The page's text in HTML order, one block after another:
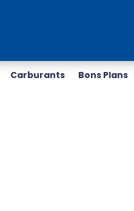
Carburants Bons Plans